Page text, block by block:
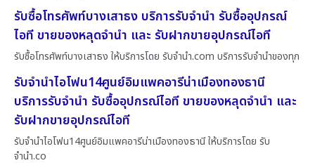
รับซื้อโทรศัพท์บางเสาธง บริการรับจำนำ รับซื้ออุปกรณ์
ไอที ขายของหลุดจำนำ และ รับฝากขายอุปกรณ์ไอที
รับซื้อโทรศัพท์บางเสาธง ให้บริการโดย รับจํานํา.com บริการรับจำนำของทุก
รับจำนำไอโฟน14ศูนย์อิมแพคอารีน่าเมืองทองธานี
บริการรับจำนำ รับซื้ออุปกรณ์ไอที ขายของหลุดจำนำ และ
รับฝากขายอุปกรณ์ไอที
รับจำนำไอโฟน14ศูนย์อิมแพคอารีน่าเมืองทองธานี ให้บริการโดย รับ
จํานํา.co